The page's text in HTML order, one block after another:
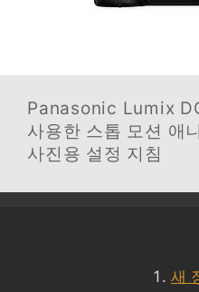
Panasonic Lumix
사용한 스톱 모션 애
사진용 설정 지침
새